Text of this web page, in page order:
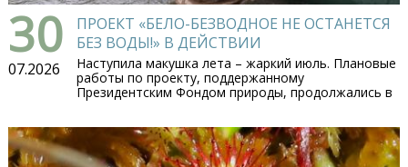
30
07.2026
ПРОЕКТ «БЕЛО-БЕЗВОДНОЕ НЕ ОСТАНЕТСЯ
БЕЗ ВОДЫ!» В ДЕЙСТВИИ
Наступила макушка лета – жаркий июль. Плановые
работы по проекту, поддержанному
Президентским Фондом природы, продолжались в